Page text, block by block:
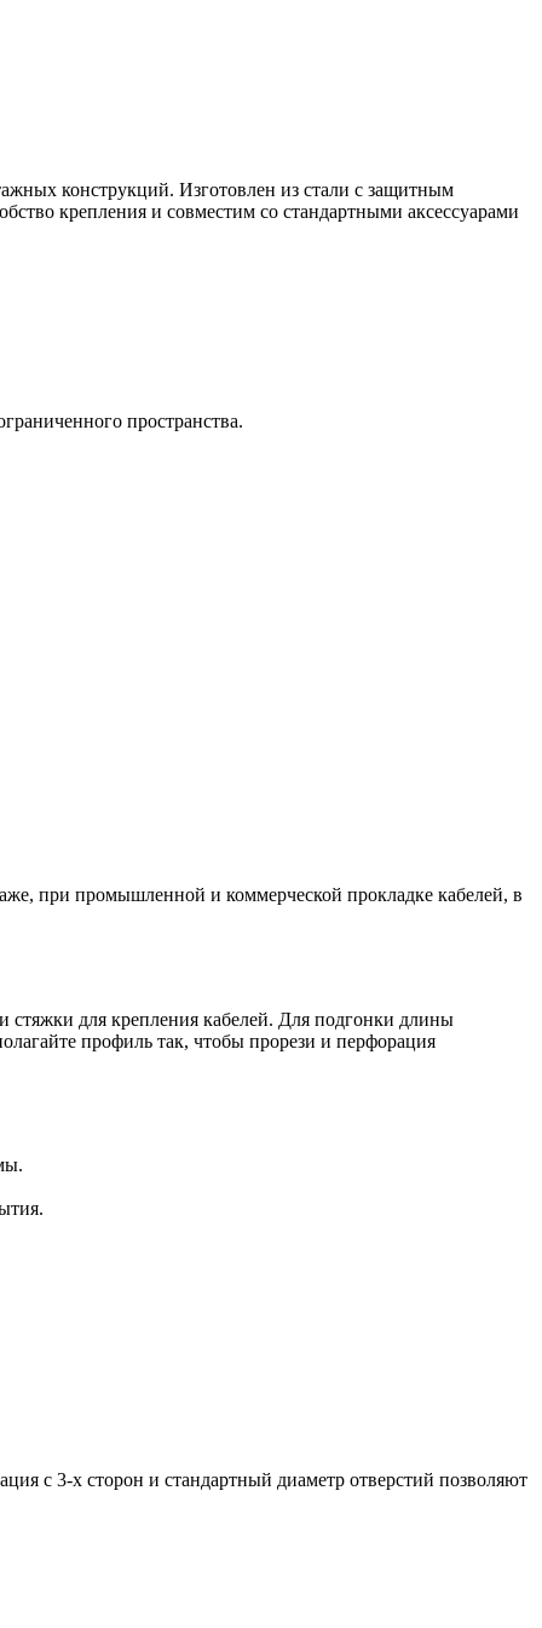
конструкций. Изготовлен из стали с защитным
крепления и совместим со стандартными аксессуарами
пространства.
при промышленной и коммерческой прокладке кабелей, в
для крепления кабелей. Для подгонки длины
профиль так, чтобы прорези и перфорация
с 3‑х сторон и стандартный диаметр отверстий позволяют